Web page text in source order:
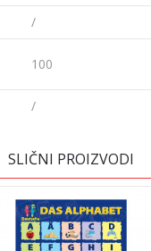
/
100
/
SLIČNI PROIZVODI